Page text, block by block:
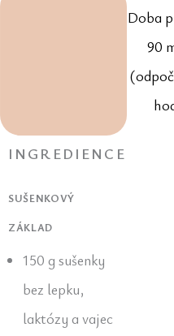
Doba
90
INGREDIENCE
SUŠENKOVÝ
ZÁKLAD
150 g sušenky
bez lepku,
laktózy a vajec